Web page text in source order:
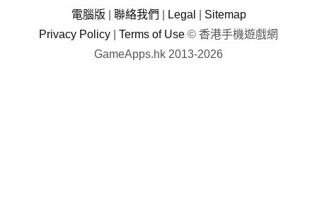
電腦版 聯絡我們 Legal
Sitemap
Privacy Policy
Terms of Use © 香港手機遊戲網
GameApps.hk 2013-2026